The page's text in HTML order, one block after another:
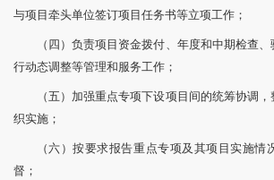
与项目牵头单位签订项目任务书等立项工作；
（四）负责项目资金拨付、年度和中期检查
行动态调整等管理和服务工作；
（五）加强重点专项下设项目间的统筹协调
织实施；
（六）按要求报告重点专项及其项目实施情
督；